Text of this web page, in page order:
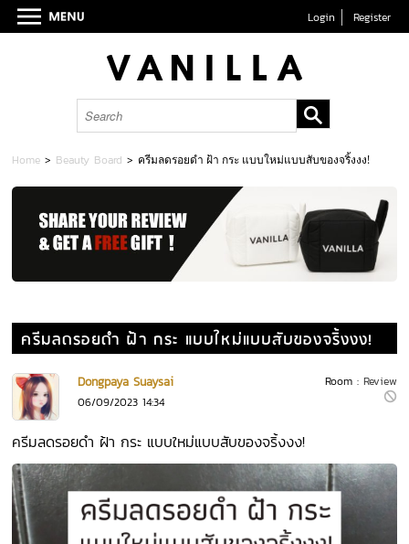
Login Register
Home > Beauty Board > ครีมลดรอยดำ ฝ้า กระ แบบใหม่แบบสับของจริ้งงง!
ครีมลดรอยดำ ฝ้า กระ แบบใหม่แบบสับของจริ้งงง!
Room : Review
Dongpaya Suaysai
06/09/2023 14:34
ครีมลดรอยดำ ฝ้า กระ แบบใหม่แบบสับของจริ้งงง!